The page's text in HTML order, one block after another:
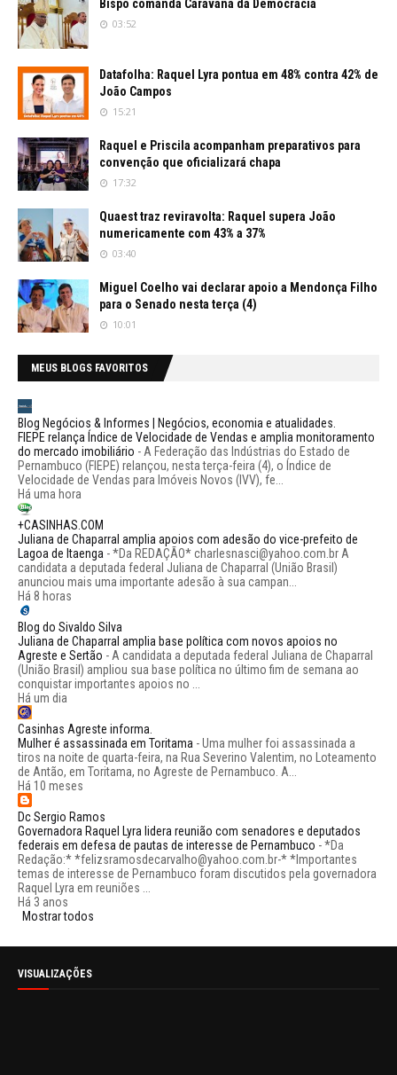
Bispo comanda Caravana da Democracia
03:52
Datafolha: Raquel Lyra pontua em 48% contra 42% de
João Campos
15:21
Raquel e Priscila acompanham preparativos para
convenção que oficializará chapa
17:32
Quaest traz reviravolta: Raquel supera João
numericamente com 43% a 37%
03:40
Miguel Coelho vai declarar apoio a Mendonça Filho
para o Senado nesta terça (4)
10:01
MEUS BLOGS FAVORITOS
Blog Negócios & Informes | Negócios, economia e atualidades.
FIEPE relança Índice de Velocidade de Vendas e amplia monitoramento
do mercado imobiliário -A Federação das Indústrias do Estado de
Pernambuco (FIEPE) relançou, nesta terça-feira (4), o Índice de
Velocidade de Vendas para Imóveis Novos (IVV), fe...
Há uma hora
+CASINHAS.COM
Juliana de Chaparral amplia apoios com adesão do vice-prefeito de
Lagoa de Itaenga -*Da REDAÇÃO* charlesnasci@yahoo.com.br A
candidata a deputada federal Juliana de Chaparral (União Brasil)
anunciou mais uma importante adesão à sua campan...
Há 8 horas
Blog do Sivaldo Silva
Juliana de Chaparral amplia base política com novos apoios no
Agreste e Sertão -A candidata a deputada federal Juliana de Chaparral
(União Brasil) ampliou sua base política no último fim de semana ao
conquistar importantes apoios no ...
Há um dia
Casinhas Agreste informa.
Mulher é assassinada em Toritama -Uma mulher foi assassinada a
tiros na noite de quarta-feira, na Rua Severino Valentim, no Loteamento
de Antão, em Toritama, no Agreste de Pernambuco. A...
Há 10 meses
Dc Sergio Ramos
Governadora Raquel Lyra lidera reunião com senadores e deputados
federais em defesa de pautas de interesse de Pernambuco -*Da
Redação:* *felizsramosdecarvalho@yahoo.com.br-* *Importantes
temas de interesse de Pernambuco foram discutidos pela governadora
Raquel Lyra em reuniões ...
Há 3 anos
Mostrar todos
VISUALIZAÇÕES